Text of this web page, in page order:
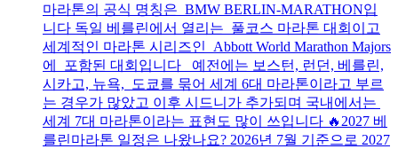
마라톤의 공식 명칭은 BMW BERLIN-MARATHON입
니다 독일 베를린에서 열리는 풀코스 마라톤 대회이고
세계적인 마라톤 시리즈인 Abbott World Marathon Majors
에 포함된 대회입니다 예전에는 보스턴, 런던, 베를린,
시카고, 뉴욕, 도쿄를 묶어 세계 6대 마라톤이라고 부르
는 경우가 많았고 이후 시드니가 추가되며 국내에서는
세계 7대 마라톤이라는 표현도 많이 쓰입니다 🔥2027 베
를린마라톤 일정은 나왔나요? 2026년 7월 기준으로 2027